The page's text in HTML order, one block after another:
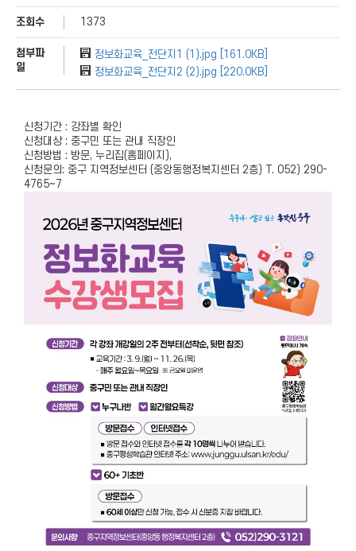
조회수 1373
첨부파
일
정보화교육_전단지1 (1).jpg [161.0KB]
정보화교육_전단지2 (2).jpg [220.0KB]
신청기간 : 강좌별 확인
신청대상 : 중구민 또는 관내 직장인
신청방법 : 방문, 누리집(홈페이지),
신청문의: 중구 지역정보센터 (중앙동행정복지센터 2층) T. 052) 290-
4765~7